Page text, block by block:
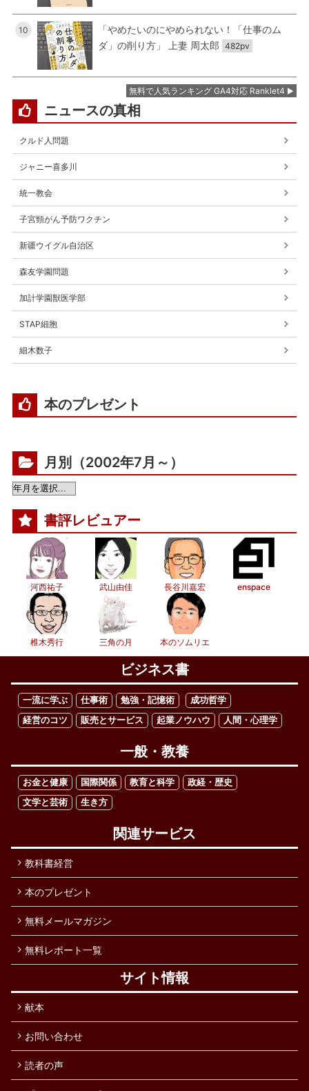
10
「やめたいのにやめられない！「仕事のム
ダ」の削り方」 上妻 周太郎 482pv
無料で人気ランキング GA4対応 Ranklet4
ニュースの真相
クルド人問題
ジャニー喜多川
統一教会
子宮頸がん予防ワクチン
新疆ウイグル自治区
森友学園問題
加計学園獣医学部
STAP細胞
細木数子
本のプレゼント
月別（2002年7月～）
書評レビュアー
河西祐子 武山由佳 長谷川嘉宏 enspace
椎木秀行 三角の月 本のソムリエ
ビジネス書
一流に学ぶ 仕事術 勉強・記憶術
成功哲学
経営のコツ
販売とサービス 起業ノウハウ 人間・心理学
一般・教養
お金と健康 国際関係 教育と科学
政経・歴史
文学と芸術
生き方
関連サービス
教科書経営
本のプレゼント
無料メールマガジン
無料レポート一覧
サイト情報
献本
お問い合わせ
読者の声